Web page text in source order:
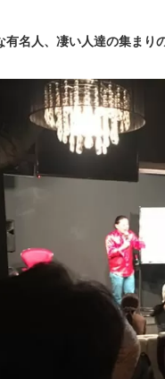
名人、凄い人達の集まり